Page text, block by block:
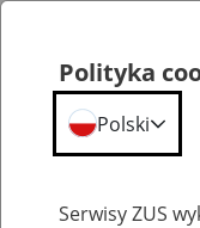
Polityka
Polski
Serwisy ZUS